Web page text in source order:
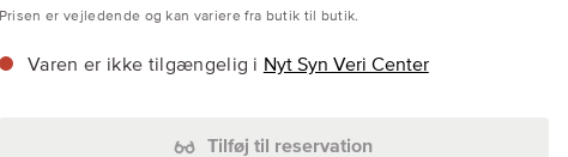
Prisen er vejledende og kan variere fra butik til butik.
Varen er ikke tilgængelig i Nyt Syn Veri Center
Tilføj til reservation